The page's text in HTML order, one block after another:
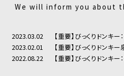
We will inform you about
2023.03.02
【重要】びっくりドンキ
2023.02.01
【重要】びっくりドンキ
2022.08.22
【重要】びっくりドンキ